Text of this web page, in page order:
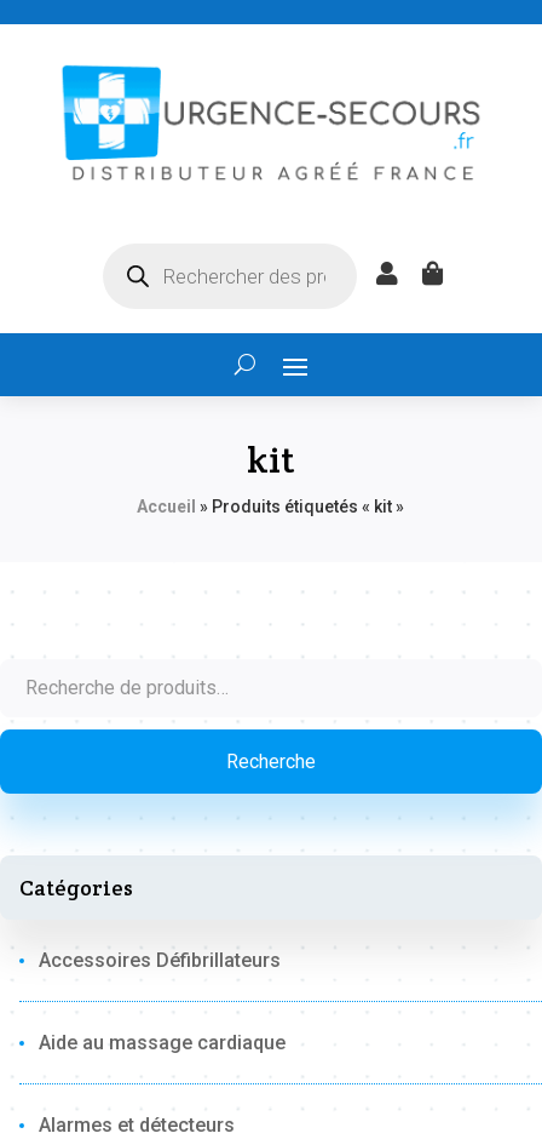
 
kit
Accueil » Produits étiquetés « kit »
pour :
Recherche
Catégories
Accessoires Défibrillateurs
Aide au massage cardiaque
Alarmes et détecteurs